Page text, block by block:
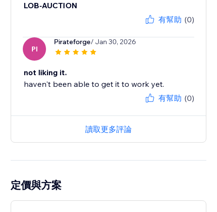
LOB-AUCTION
有幫助 (0)
PI
Pirateforge/ Jan 30, 2026
not liking it.
haven't been able to get it to work yet.
有幫助 (0)
讀取更多評論
定價與方案